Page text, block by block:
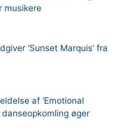
musikere
‘Sunset Marquis’ fra
af ‘Emotional
øger